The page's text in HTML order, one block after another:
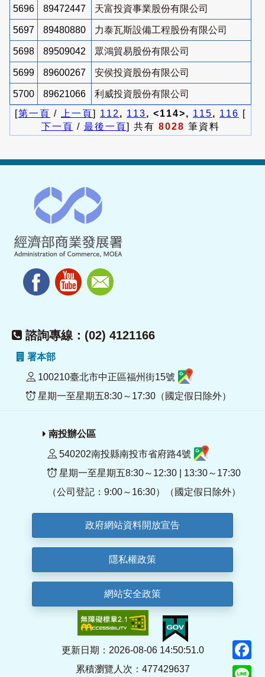
5696 89472447 天富投資事業股份有限公司
5697 89480880 力泰瓦斯設備工程股份有限公司
5698 89509042 眾鴻貿易股份有限公司
5699 89600267 安侯投資股份有限公司
5700 89621066
利威投資股份有限公司
[第一頁 / 上一頁] 112 , 113, <114>, 115, 116 [
下一頁 / 最後一頁] 共有 8028 筆資料
諮詢專線：(02) 4121166
署本部
100210臺北市中正區福州街15號
星期一至星期五8:30～17:30（國定假日除外）
南投辦公區
540202南投縣南投市省府路4號
星期一至星期五8:30～12:30 | 13:30～17:30
（公司登記：9:00～16:30）（國定假日除外）
政府網站資料開放宣告
隱私權政策
網站安全政策
更新日期：2026-08-06 14:50:51.0
累積瀏覽人次：477429637